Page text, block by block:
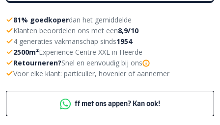
81% goedkoperdan het gemiddelde
Klanten beoordelen ons met een8,9/10
4 generaties vakmanschap sinds1954
2500m²Experience Centre XXL in Heerde
Retourneren?Snel en eenvoudig bij ons
Voor elke klant: particulier, hovenier of aannemer
ff met ons appen? Kan ook!